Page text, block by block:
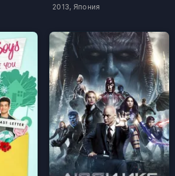
2013, Япония